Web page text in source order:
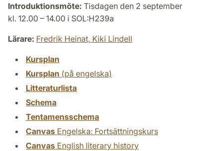
Introduktionsmöte: Tisdagen den 2 september
kl. 12.00 – 14.00 i SOL:H239a
Lärare: Fredrik Heinat, Kiki Lindell
Kursplan
Kursplan (på engelska)
Litteraturlista
Schema
Tentamensschema
Canvas Engelska: Fortsättningskurs
Canvas English literary history